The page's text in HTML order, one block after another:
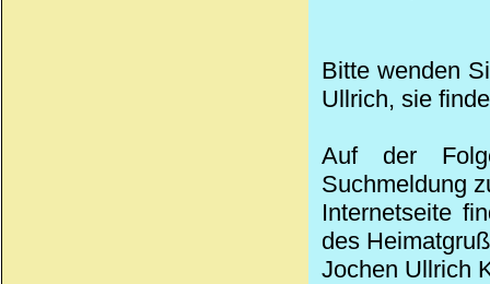
Bitte wenden
Ullrich, sie
Auf der
Suchmeldung
Internetseite
des
Jochen Ullrich